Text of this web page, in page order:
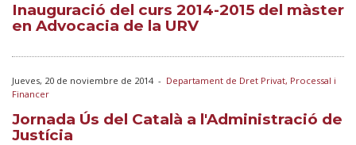
Inauguració del curs 2014-2015 del màster
en Advocacia de la URV
Jueves, 20 de noviembre de 2014- Departament de Dret Privat, Processal i
Financer
Jornada Ús del Català a l'Administració de
Justícia